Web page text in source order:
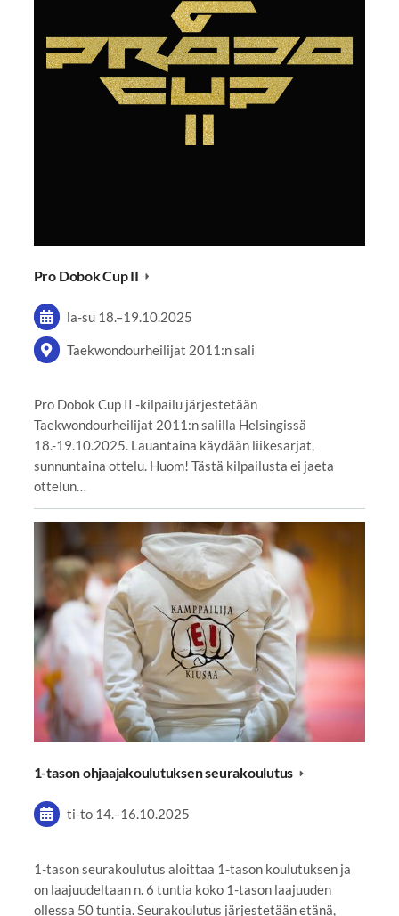
Pro Dobok Cup II
la-su 18.–19.10.2025
Taekwondourheilijat 2011:n sali
Pro Dobok Cup II -kilpailu järjestetään
Taekwondourheilijat 2011:n salilla Helsingissä
18.-19.10.2025. Lauantaina käydään liikesarjat,
sunnuntaina ottelu. Huom! Tästä kilpailusta ei jaeta
ottelun…
1-tason ohjaajakoulutuksen seurakoulutus
ti-to 14.–16.10.2025
1-tason seurakoulutus aloittaa 1-tason koulutuksen ja
on laajuudeltaan n. 6 tuntia koko 1-tason laajuuden
ollessa 50 tuntia. Seurakoulutus järjestetään etänä,